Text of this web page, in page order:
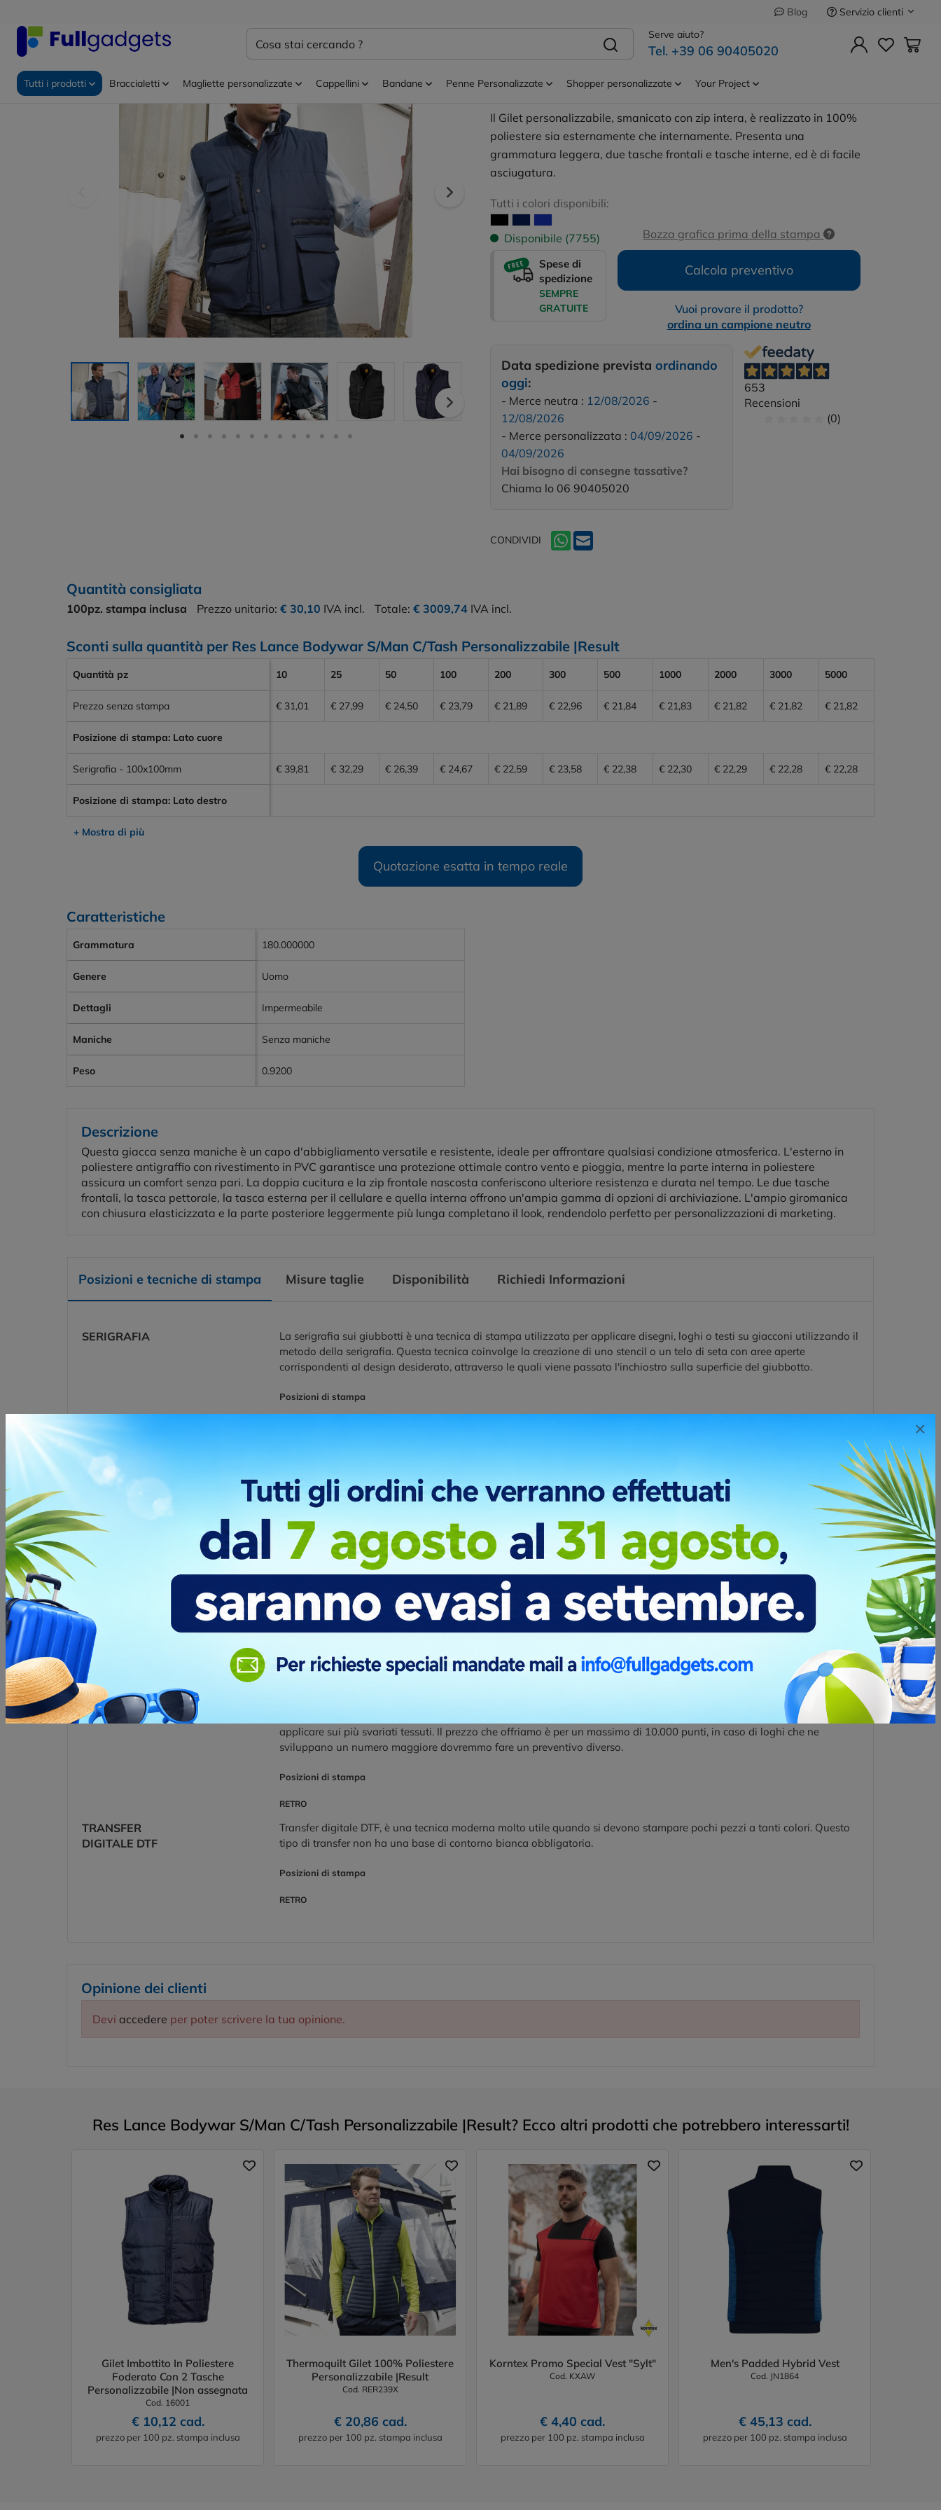
×
Blog
Servizio clienti
Serve aiuto?
Tel. +39 06 90405020
Tutti i prodotti Braccialetti Magliette personalizzate Cappellini Bandane Penne Personalizzate Shopper personalizzate Your Project
Precedente Successivo
Res Lance Bodywar S/Man
C/Tash Personalizzabile |Result
RER127
Il Gilet personalizzabile, smanicato con zip intera, è realizzato in 100%
poliestere sia esternamente che internamente. Presenta una
grammatura leggera, due tasche frontali e tasche interne, ed è di facile
asciugatura.
Tutti i colori disponibili:
Disponibile (7755)
Spese di
spedizione
SEMPRE
GRATUITE
Bozza grafica prima della stampa
Calcola preventivo
Vuoi provare il prodotto?
ordina un campione neutro
Data spedizione prevista ordinando
oggi:
- Merce neutra : 12/08/2026 -
12/08/2026
- Merce personalizzata : 04/09/2026 -
04/09/2026
Hai bisogno di consegne tassative?
Chiama lo 06 90405020
653
Recensioni
(0)
CONDIVIDI
Quantità consigliata
100pz. stampa inclusa Prezzo unitario: € 30,10 IVA incl. Totale: € 3009,74 IVA incl.
Sconti sulla quantità per Res Lance Bodywar S/Man C/Tash Personalizzabile |Result
Quantità pz 10 25 50 100 200 300 500 1000 2000 3000 5000
Prezzo senza stampa € 31,01 € 27,99 € 24,50 € 23,79 € 21,89 € 22,96 € 21,84 € 21,83 € 21,82 € 21,82 € 21,82
Posizione di stampa: Lato cuore
Serigrafia - 100x100mm € 39,81 € 32,29 € 26,39 € 24,67 € 22,59 € 23,58 € 22,38 € 22,30 € 22,29 € 22,28 € 22,28
Posizione di stampa: Lato destro
+ Mostra di più
Quotazione esatta in tempo reale
Caratteristiche
Grammatura 180.000000
Genere Uomo
Dettagli Impermeabile
Maniche Senza maniche
Peso 0.9200
Descrizione
Questa giacca senza maniche è un capo d'abbigliamento versatile e resistente, ideale per affrontare qualsiasi condizione atmosferica. L'esterno in
poliestere antigraffio con rivestimento in PVC garantisce una protezione ottimale contro vento e pioggia, mentre la parte interna in poliestere
assicura un comfort senza pari. La doppia cucitura e la zip frontale nascosta conferiscono ulteriore resistenza e durata nel tempo. Le due tasche
frontali, la tasca pettorale, la tasca esterna per il cellulare e quella interna offrono un'ampia gamma di opzioni di archiviazione. L'ampio giromanica
con chiusura elasticizzata e la parte posteriore leggermente più lunga completano il look, rendendolo perfetto per personalizzazioni di marketing.
Posizioni e tecniche di stampa Misure taglie Disponibilità Richiedi Informazioni
SERIGRAFIA
La serigrafia sui giubbotti è una tecnica di stampa utilizzata per applicare disegni, loghi o testi su giacconi utilizzando il
metodo della serigrafia. Questa tecnica coinvolge la creazione di uno stencil o un telo di seta con aree aperte
corrispondenti al design desiderato, attraverso le quali viene passato l'inchiostro sulla superficie del giubbotto.
Posizioni di stampa
RICAMO -
5.000 PUNTI
stile della personalizzazione. Un indumento ricamato risulta sempre molto elegante. Per realizzare un ricamo serve un
programma che elabora il file del logo convertendolo in una serie di “punti” che le macchine ricamatrici possono
applicare sui più svariati tessuti. Il prezzo che offriamo è per un massimo di 5.000 punti, in caso di loghi che ne
sviluppano un numero maggiore dovremmo fare un preventivo diverso.
Posizioni di stampa
LATO DESTRO
Transfer digitale DTF, è una tecnica moderna molto utile quando si devono stampare pochi pezzi a tanti colori. Questo
tipo di transfer non ha una base di contorno bianca obbligatoria.
Posizioni di stampa
LATO CUORE LATO DESTRO
RICAMO
-10.000 PUNTI
La tecnica di personalizzazione con il ricamo diretto è molto bella, ed è in grado esaltare il capo di abbigliamento e lo
stile della personalizzazione. Un indumento ricamato risulta sempre molto elegante. Per realizzare un ricamo serve un
programma che elabora il file del logo convertendolo in una serie di “punti” che le macchine ricamatrici possono
applicare sui più svariati tessuti. Il prezzo che offriamo è per un massimo di 10.000 punti, in caso di loghi che ne
sviluppano un numero maggiore dovremmo fare un preventivo diverso.
Posizioni di stampa
RETRO
TRANSFER
DIGITALE DTF
Transfer digitale DTF, è una tecnica moderna molto utile quando si devono stampare pochi pezzi a tanti colori. Questo
tipo di transfer non ha una base di contorno bianca obbligatoria.
Posizioni di stampa
RETRO
Opinione dei clienti
Devi accedere per poter scrivere la tua opinione.
Res Lance Bodywar S/Man C/Tash Personalizzabile |Result? Ecco altri prodotti che potrebbero interessarti!
Gilet Imbottito In Poliestere
Foderato Con 2 Tasche
Personalizzabile |Non assegnata
Cod. 16001
€ 10,12 cad.
prezzo per 100 pz. stampa inclusa
Thermoquilt Gilet 100% Poliestere
Personalizzabile |Result
Cod. RER239X
€ 20,86 cad.
prezzo per 100 pz. stampa inclusa
Korntex Promo Special Vest "Sylt"
Cod. KXAW
€ 4,40 cad.
prezzo per 100 pz. stampa inclusa
Men's Padded Hybrid Vest
Cod. JN1864
€ 45,13 cad.
prezzo per 100 pz. stampa inclusa